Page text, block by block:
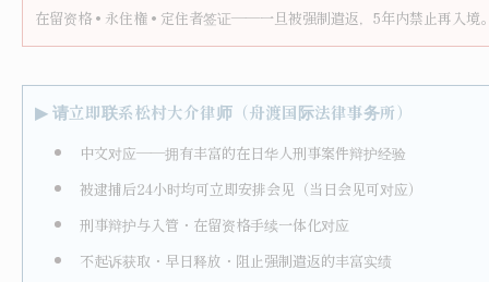
在留资格 • 永住権 • 定住者签证——一旦被强制遣返，5年内禁止再入境
▶请立即联系松村大介律师（舟渡国际法律事务所）
中文对应——拥有丰富的在日华人刑事案件辩护经验
被逮捕后24小时均可立即安排会见（当日会见可对应）
刑事辩护与入管・在留资格手续一体化对应
不起诉获取・早日释放・阻止强制遣返的丰富实绩